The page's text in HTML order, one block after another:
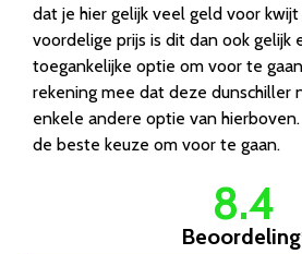
dat je hier gelijk veel geld voor
voordelige prijs is dit dan ook gelijk
toegankelijke optie om voor te
rekening mee dat deze dunschiller
enkele andere optie van
de beste keuze om voor te gaan.
8.4
Beoordeling